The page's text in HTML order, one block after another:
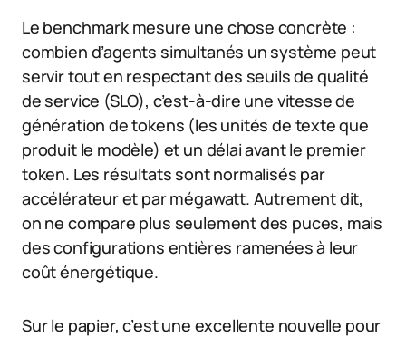
Le benchmark mesure une chose concrète :
combien d’agents simultanés un système peut
servir tout en respectant des seuils de qualité
de service (SLO), c’est-à-dire une vitesse de
génération de tokens (les unités de texte que
produit le modèle) et un délai avant le premier
token. Les résultats sont normalisés par
accélérateur et par mégawatt. Autrement dit,
on ne compare plus seulement des puces, mais
des configurations entières ramenées à leur
coût énergétique.
Sur le papier, c’est une excellente nouvelle pour